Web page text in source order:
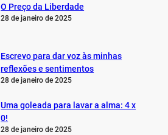
O Preço da Liberdade
28 de janeiro de 2025
Escrevo para dar voz às minhas
reflexões e sentimentos
28 de janeiro de 2025
Uma goleada para lavar a alma: 4 x
0!
28 de janeiro de 2025